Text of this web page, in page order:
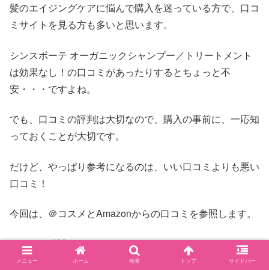
髪のエイジングケアに悩んで購入を迷っている方で、口コ
ミサイトを見る方も多いと思います。
シンスボーテ オーガニックシャンプー／トリートメント
は効果なし！の口コミがあったりするとちょっと不
安・・・ですよね。
でも、口コミの評判は大切なので、購入の事前に、一応知
っておくことが大切です。
だけど、やっぱり参考になるのは、いい口コミよりも悪い
口コミ！
今回は、＠コスメとAmazonからの口コミを参照します。
しっかり確認していきましょう。
メニュー ホーム 検索 トップ サイドバー